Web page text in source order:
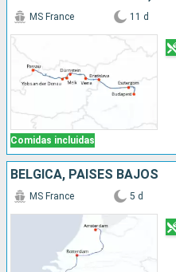
Comidas incluidas
MS France 11 d
BÉLGICA, PAISES BAJOS
MS France 5 d